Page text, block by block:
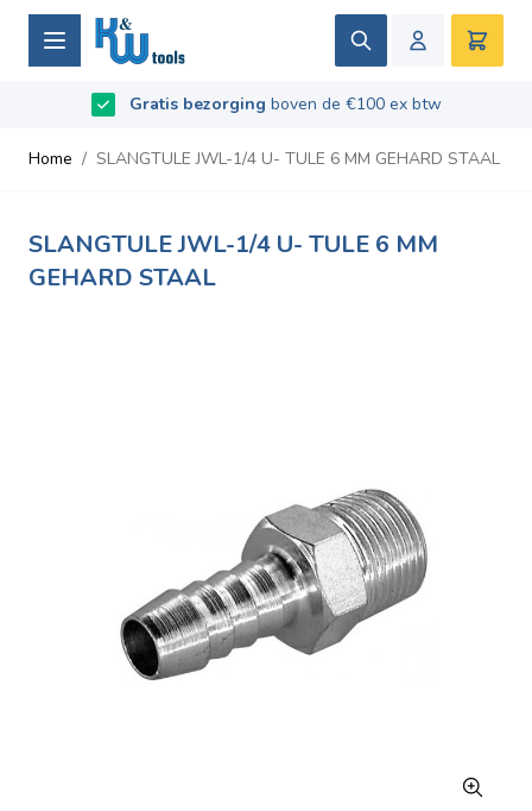
Ga naar de inhoud
Zoek
B2B / Grotere aantallen bestellen?
vraag naar de
voorwaarden
Beoordeeld met9.5/10- Gebaseerd op 669 recensies
Home / SLANGTULE JWL-1/4 U- TULE 6 MM GEHARD STAAL
SLANGTULE JWL-1/4 U- TULE 6 MM
GEHARD STAAL